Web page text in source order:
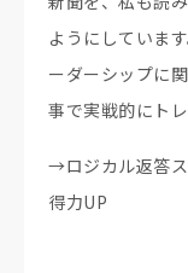
ようにしていま
ーダーシップに
事で実戦的にト
→ロジカル返答
得力UP